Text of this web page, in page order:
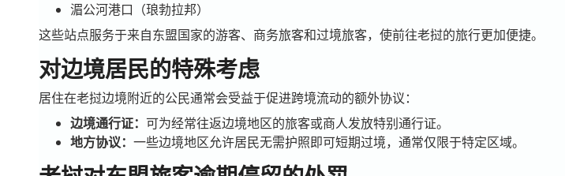
湄公河港口（琅勃拉邦）
这些站点服务于来自东盟国家的游客、商务旅客和过境旅客，使前往老挝的旅行更加便捷。
对边境居民的特殊考虑
居住在老挝边境附近的公民通常会受益于促进跨境流动的额外协议：
边境通行证： 可为经常往返边境地区的旅客或商人发放特别通行证。
地方协议： 一些边境地区允许居民无需护照即可短期过境，通常仅限于特定区域。